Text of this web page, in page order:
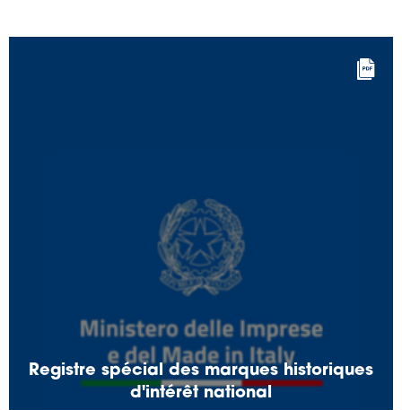
Registre spécial des marques historiques
d'intérêt national